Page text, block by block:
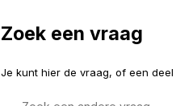
Zoek een vraag
Je kunt hier de vraag, of een